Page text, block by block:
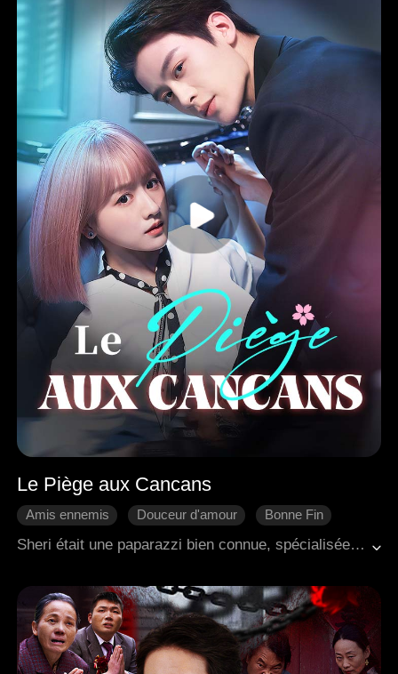
Le Piège aux Cancans
Amis ennemis Douceur d'amour
Bonne Fin
Romance moderne
Sheri était une paparazzi bien connue, spécialisée dans la révélation de scandales concernant les riches et célèbres. Lors d'une de ses missions, elle tomba sur Nate, un héritier, qui avait une rencontre secrète avec une star de cinéma. Sheri prit des photos en cachette et l'accusa à tort d'être « impotent ». La ville fut plongée dans un tumulte, et pour la première fois, Nate devint le sujet de moqueries de la ville. Dans un accès de colère, il élaborait un plan pour retrouver la femme derrière le scandale. Cependant, après l'avoir démasquée, son intention passa de la vengeance au désir de la posséder. Croyant avoir le contrôle sur elle, il restait inconscient de la façon dont elle l'attirait lentement dans son charme.